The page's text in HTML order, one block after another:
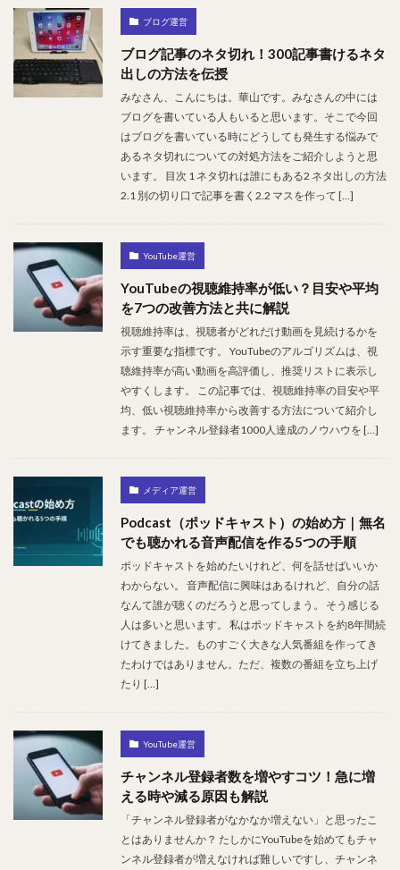
ブログ運営
ブログ記事のネタ切れ！300記事書けるネタ
出しの方法を伝授
みなさん、こんにちは。華山です。みなさんの中には
ブログを書いている人もいると思います。そこで今回
はブログを書いている時にどうしても発生する悩みで
あるネタ切れについての対処方法をご紹介しようと思
います。 目次 1 ネタ切れは誰にもある2 ネタ出しの方法
2.1 別の切り口で記事を書く2.2 マスを作って […]
YouTube運営
YouTubeの視聴維持率が低い？目安や平均
を7つの改善方法と共に解説
視聴維持率は、視聴者がどれだけ動画を見続けるかを
示す重要な指標です。 YouTubeのアルゴリズムは、視
聴維持率が高い動画を高評価し、推奨リストに表示し
やすくします。 この記事では、視聴維持率の目安や平
均、低い視聴維持率から改善する方法について紹介し
ます。 チャンネル登録者1000人達成のノウハウを […]
メディア運営
Podcast（ポッドキャスト）の始め方｜無名
でも聴かれる音声配信を作る5つの手順
ポッドキャストを始めたいけれど、何を話せばいいか
わからない。 音声配信に興味はあるけれど、自分の話
なんて誰が聴くのだろうと思ってしまう。 そう感じる
人は多いと思います。 私はポッドキャストを約8年間続
けてきました。ものすごく大きな人気番組を作ってき
たわけではありません。ただ、複数の番組を立ち上げ
たり […]
YouTube運営
チャンネル登録者数を増やすコツ！急に増
える時や減る原因も解説
「チャンネル登録者がなかなか増えない」と思ったこ
とはありませんか？ たしかにYouTubeを始めてもチャ
ンネル登録者が増えなければ難しいですし、チャンネ